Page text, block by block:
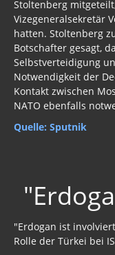
Stoltenberg
Vizegeneralsekretär
hatten. Stoltenberg
Botschafter gesagt,
Selbstverteidigung
Notwendigkeit der
Kontakt zwischen
NATO ebenfalls
Quelle: Sputnik
"Erdogan ist
Rolle der Türkei bei